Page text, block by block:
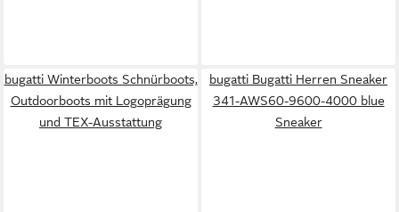
bugatti Winterboots Schnürboots,
Outdoorboots mit Logoprägung
und TEX-Ausstattung
bugatti Bugatti Herren Sneaker
341-AWS60-9600-4000 blue
Sneaker